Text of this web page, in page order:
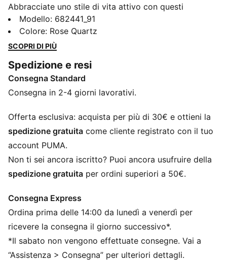
Abbracciate uno stile di vita attivo con questi
pantaloncini PUMA. Presentano un elegante logo
PUMA, una fascia in vita a coste e spacchi laterali per
la massima libertà. Perfetti per ogni movimento, ogni
CARATTERISTICHE + VANTAGGI
Con almeno il 50% di materiale riciclato
DETTAGLI
Felpa non garzata
Modello corto
Vita alta
Tasche nelle cuciture laterali
Loghi PUMA
Modello: 682441_91
Colore: Rose Quartz
SCOPRI DI PIÙ
Spedizione e resi
Consegna Standard
Consegna in 2-4 giorni lavorativi.
Offerta esclusiva: acquista per più di 30€ e ottieni la
spedizione gratuita come cliente registrato con il tuo
account PUMA.
Non ti sei ancora iscritto? Puoi ancora usufruire della
spedizione gratuita per ordini superiori a 50€.
Consegna Express
Ordina prima delle 14:00 da lunedì a venerdì per
ricevere la consegna il giorno successivo*.
*Il sabato non vengono effettuate consegne. Vai a
“Assistenza > Consegna” per ulteriori dettagli.